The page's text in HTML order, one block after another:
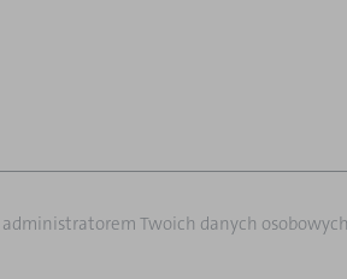
Twoich danych